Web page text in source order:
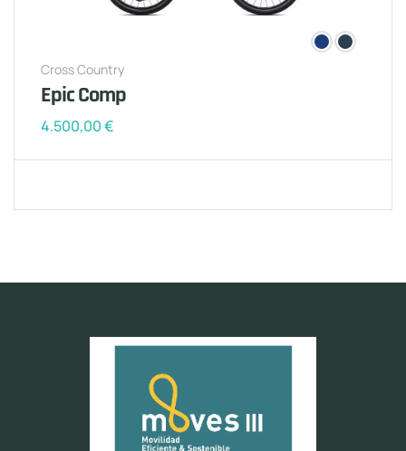
Cross Country
Epic Comp
4.500,00€